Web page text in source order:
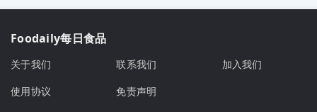
Foodaily每日食品
关于我们 联系我们
加入我们
使用协议
免责声明